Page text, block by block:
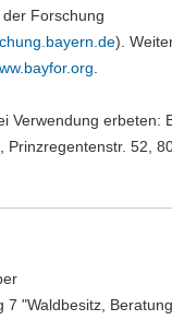
Forschung
).
.
Verwendung erbeten:
Prinzregentenstr. 52,
7 "Waldbesitz,